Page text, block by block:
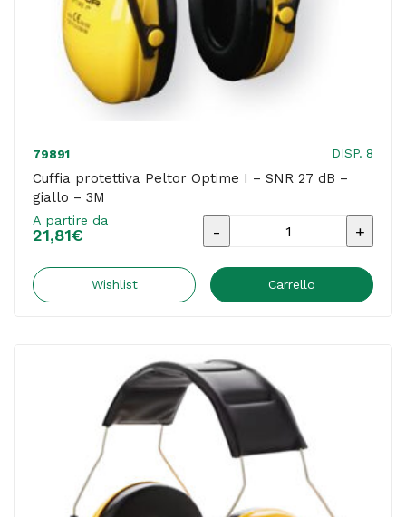
quantità
79891 DISP. 8
Cuffia protettiva Peltor Optime I – SNR 27 dB –
giallo – 3M
A partire da
21,81€
Cuffia
Peltor
-
SNR
27
giallo
Wishlist Carrello